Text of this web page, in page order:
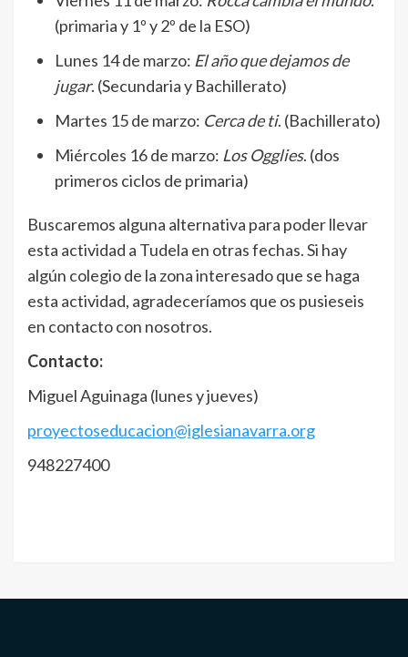
(primaria y 1º y 2º de la ESO)
Lunes 14 de marzo: El año que dejamos de
jugar. (Secundaria y Bachillerato)
Martes 15 de marzo: Cerca de ti. (Bachillerato)
Miércoles 16 de marzo: Los Ogglies. (dos
primeros ciclos de primaria)
Buscaremos alguna alternativa para poder llevar
esta actividad a Tudela en otras fechas. Si hay
algún colegio de la zona interesado que se haga
esta actividad, agradeceríamos que os pusieseis
en contacto con nosotros.
Contacto:
Miguel Aguinaga (lunes y jueves)
proyectoseducacion@iglesianavarra.org
948227400